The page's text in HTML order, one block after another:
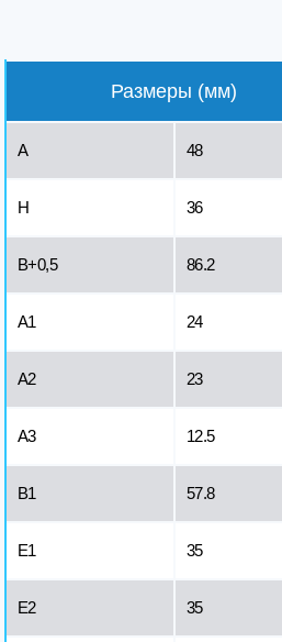
Размеры (мм)
A 48
H 36
B+0,5 86.2
A1 24
A2 23
A3 12.5
B1 57.8
E1 35
E2 35